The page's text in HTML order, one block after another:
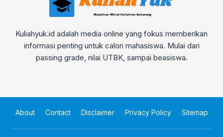
Kuliahyuk.id adalah media online yang fokus memberikan
informasi penting untuk calon mahasiswa. Mulai dari
passing grade, nilai UTBK, sampai beasiswa.
About Contact Disclaimer Privacy Policy Sitemap